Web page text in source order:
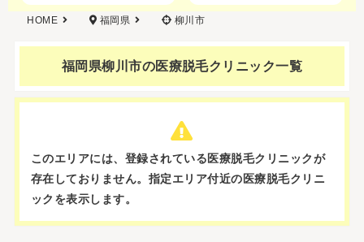
HOME 福岡県 柳川市
福岡県柳川市の医療脱毛クリニック一覧
このエリアには、登録されている医療脱毛クリニックが
存在しておりません。 指定エリア付近の医療脱毛クリニ
ックを表示します。